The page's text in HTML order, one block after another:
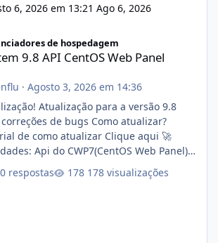
6, 2026 em 13:21 Ago 6, 2026
Web Panel
de hospedagem
9.8 API CentOS Web Panel
· Agosto 3, 2026 em 14:36
para a versão 9.8
de bugs Como atualizar?
de como atualizar Clique aqui 🚀
Web Panel)
publico para consulta de sub.dominio
a usasr o isistem:
0 respostas 178 visualizações